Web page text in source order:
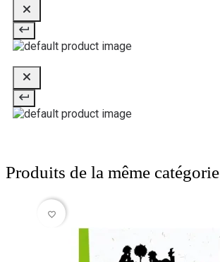
Produits de la même catégorie
favorite_border